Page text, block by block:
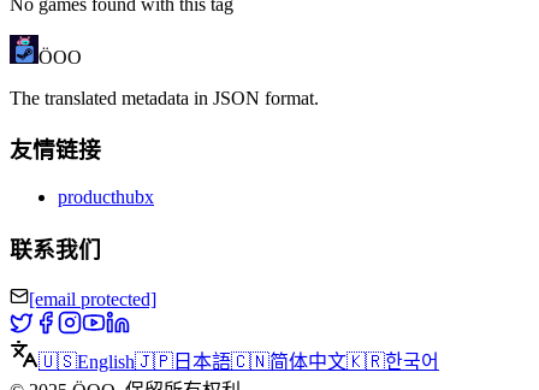
ÖOO
The translated metadata in JSON format.
友情链接
producthubx
联系我们
[email protected]
🇺🇸English🇯🇵 日本語🇨🇳简体中文🇰🇷한국어